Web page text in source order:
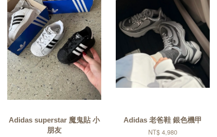
Adidas superstar 魔鬼貼 小
朋友
Adidas 老爸鞋 銀色機甲
NT$ 4,980